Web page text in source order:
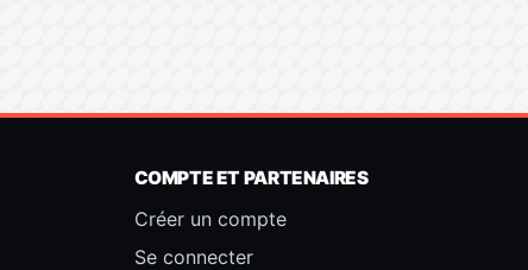
COMPTE ET PARTENAIRES
Créer un compte
Se connecter